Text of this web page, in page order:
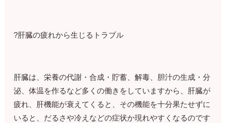
?肝臓の疲れから生じるトラブル
肝臓は、栄養の代謝・合成・貯蓄、解毒、胆汁の生成・分
泌、体温を作るなど多くの働きをしていますから、肝臓が
疲れ、肝機能が衰えてくると、その機能を十分果たせずに
いると、だるさや冷えなどの症状か現れやすくなるのです